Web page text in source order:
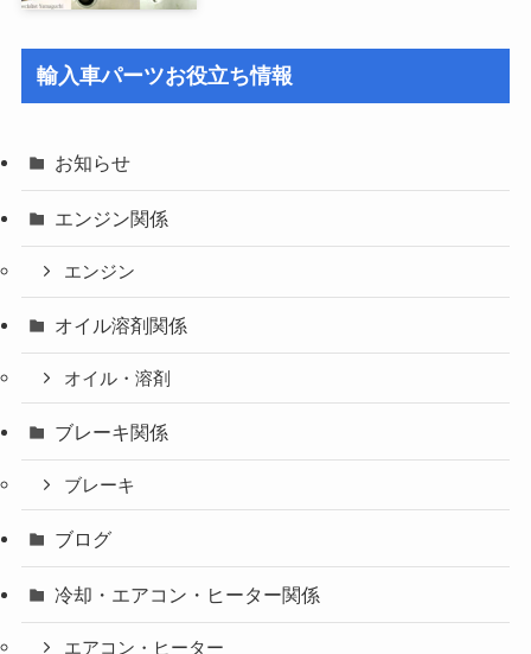
輸入車パーツお役立ち情報
お知らせ
エンジン関係
エンジン
オイル溶剤関係
オイル・溶剤
ブレーキ関係
ブレーキ
ブログ
冷却・エアコン・ヒーター関係
エアコン・ヒーター